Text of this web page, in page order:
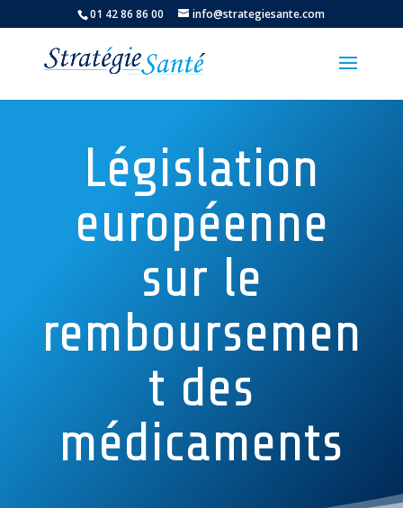
01 42 86 86 00 info@strategiesante.com
Législation
européenne
sur le
remboursemen
t des
médicaments